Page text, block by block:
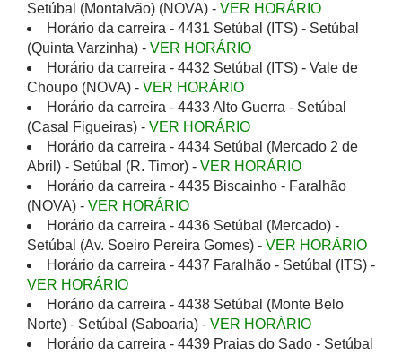
Setúbal (Montalvão) (NOVA) - VER HORÁRIO
Horário da carreira - 4431 Setúbal (ITS) - Setúbal
(Quinta Varzinha) - VER HORÁRIO
Horário da carreira - 4432 Setúbal (ITS) - Vale de
Choupo (NOVA) - VER HORÁRIO
Horário da carreira - 4433 Alto Guerra - Setúbal
(Casal Figueiras) - VER HORÁRIO
Horário da carreira - 4434 Setúbal (Mercado 2 de
Abril) - Setúbal (R. Timor) - VER HORÁRIO
Horário da carreira - 4435 Biscainho - Faralhão
(NOVA) - VER HORÁRIO
Horário da carreira - 4436 Setúbal (Mercado) -
Setúbal (Av. Soeiro Pereira Gomes) - VER HORÁRIO
Horário da carreira - 4437 Faralhão - Setúbal (ITS) -
VER HORÁRIO
Horário da carreira - 4438 Setúbal (Monte Belo
Norte) - Setúbal (Saboaria) - VER HORÁRIO
Horário da carreira - 4439 Praias do Sado - Setúbal